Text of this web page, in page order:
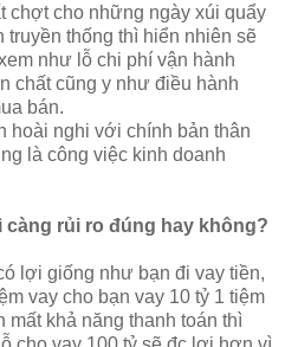
chợt cho những ngày xúi quẩy
truyền thống thì hiển nhiên sẽ
như lỗ chi phí vận hành
chất cũng y như điều hành
bán.
hoài nghi với chính bản thân
là công việc kinh doanh
càng rủi ro đúng hay không?
lợi giống như bạn đi vay tiền,
vay cho bạn vay 10 tỷ 1 tiệm
mất khả năng thanh toán thì